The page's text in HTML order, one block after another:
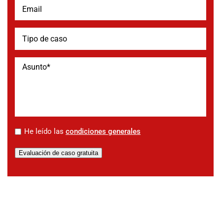
* He leído las condiciones generales
Evaluación de caso gratuita